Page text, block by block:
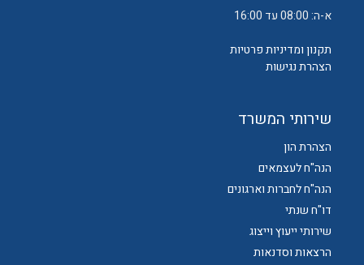
א-ה: 08:00 עד 16:00
תקנון ומדיניות פרטיות
הצהרת נגישות
שירותי המשרד
הצהרת הון
הנה"ח לעצמאים
הנה"ח לחברות וארגונים
דו"ח שנתי
שירותי ייעוץ וייצוג
הרצאות וסדנאות